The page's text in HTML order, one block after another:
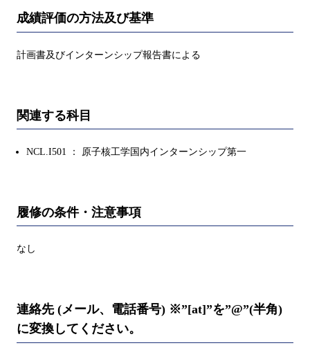
成績評価の方法及び基準
計画書及びインターンシップ報告書による
関連する科目
NCL.I501 ： 原子核工学国内インターンシップ第一
履修の条件・注意事項
なし
連絡先 (メール、電話番号) ※”[at]”を”@”(半角)
に変換してください。